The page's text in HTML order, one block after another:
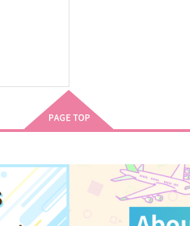
ヴェ
FebruaryMist
（税込）
アルハイゼン×カーヴェ